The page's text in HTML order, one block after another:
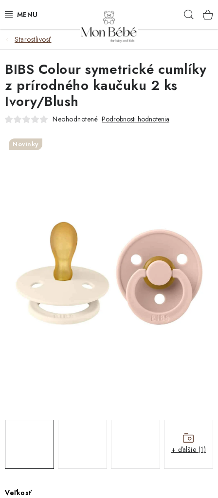
na
ZĽAVY
OBLEČENIE
VÝBAVA
STAROSTLIVOSŤ
HRAČKY
Všeobecné obchodné podmienky
Reklamačný poriadok
Podmienky ochrany osobných údajov a poučenie o cookies
Formulár na odstúpenie od zmluvy
Reklamačný formulár
Moja objednávka
Starostlivosť
Veľkosť
BIBS Colour symetrické cumlíky
z prírodného kaučuku 2 ks
Ivory/Blush
Neohodnotené Podrobnosti hodnotenia
Novinky
+ ďalšie (1)